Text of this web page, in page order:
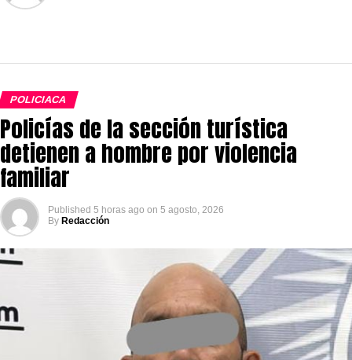
POLICIACA
Policías de la sección turística
detienen a hombre por violencia
familiar
Published 5 horas ago on 5 agosto, 2026
By Redacción